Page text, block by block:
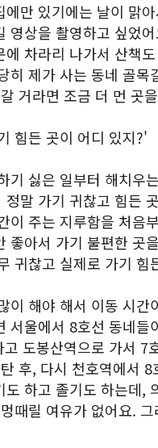
에만 있기에는 날이 맑
영상을 촬영하고 싶었
에 차라리 나가서 산책
히 제가 사는 동네 골
거라면 조금 더 먼 곳
힘든 곳이 어디 있지?'
기 싫은 일부터 해치우
정말 가기 귀찮고 힘든
이 주는 지루함을 처음
좋아서 가기 불편한 곳
귀찮고 실제로 가기 힘
이 해야 해서 이동 시
서울에서 8호선 동네
도봉산역으로 가서
후, 다시 천호역에서
도 하고 졸기도 하는데,
때릴 여유가 없어요.